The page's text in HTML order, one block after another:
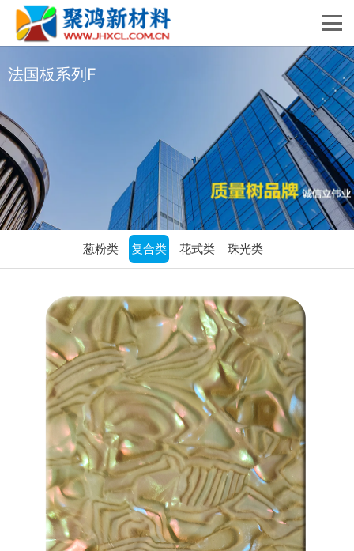
法国板系列F
葱粉类 复合类 花式类 珠光类